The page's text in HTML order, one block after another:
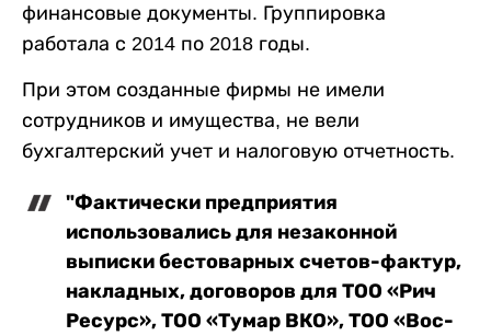
финансовые документы. Группировка
работала с 2014 по 2018 годы.
При этом созданные фирмы не имели
сотрудников и имущества, не вели
бухгалтерский учет и налоговую отчетность.
"Фактически предприятия
использовались для незаконной
выписки бестоварных счетов-фактур,
накладных, договоров для ТОО «Рич
Ресурс», ТОО «Тумар ВКО», ТОО «Вос-